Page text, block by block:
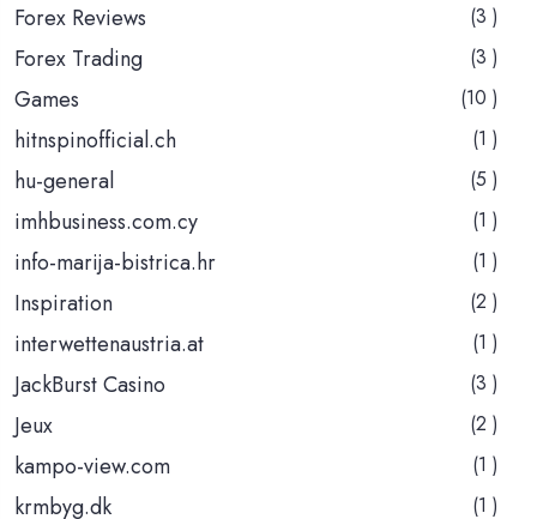
Forex Reviews (3 )
Forex Trading (3 )
Games (10 )
hitnspinofficial.ch (1 )
hu-general (5 )
imhbusiness.com.cy (1 )
info-marija-bistrica.hr (1 )
Inspiration (2 )
interwettenaustria.at (1 )
JackBurst Casino (3 )
Jeux (2 )
kampo-view.com (1 )
krmbyg.dk (1 )